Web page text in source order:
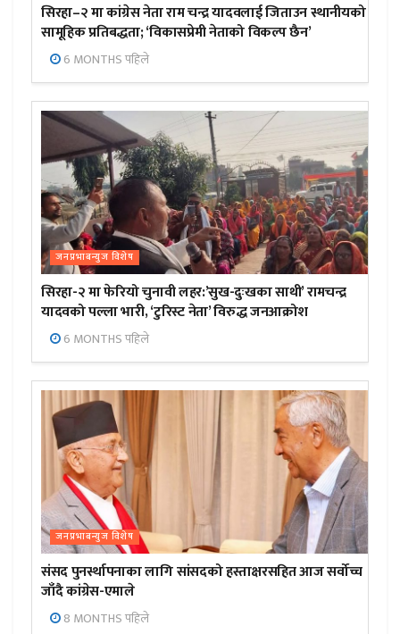
सिरहा–२ मा कांग्रेस नेता राम चन्द्र यादवलाई जिताउन स्थानीयको
सामूहिक प्रतिबद्धता; ‘विकासप्रेमी नेताको विकल्प छैन’
6 MONTHS पहिले
जनप्रभाबन्युज विशेष
सिरहा-२ मा फेरियो चुनावी लहर:’सुख-दुःखका साथी’ रामचन्द्र
यादवको पल्ला भारी, ‘टुरिस्ट नेता’ विरुद्ध जनआक्रोश
6 MONTHS पहिले
जनप्रभाबन्युज विशेष
संसद पुनर्स्थापनाका लागि सांसदको हस्ताक्षरसहित आज सर्वोच्च
जाँदै कांग्रेस-एमाले
8 MONTHS पहिले